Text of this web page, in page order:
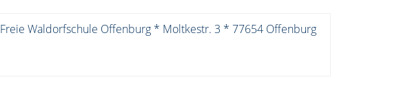
Freie Waldorfschule Offenburg * Moltkestr. 3 * 77654 Offenburg